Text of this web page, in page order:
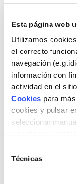
Esta página web
Utilizamos
el correcto
navegación
información con
actividad en el
Cookies para
cookies y pulsar en
seleccionar
Técnicas
La Fundació
Santiago de
de 60
realitzar un